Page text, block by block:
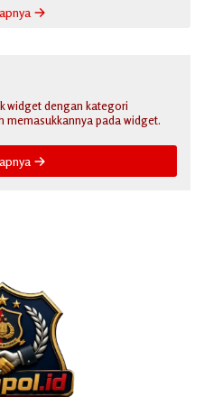
widget dengan kategori
pada widget.